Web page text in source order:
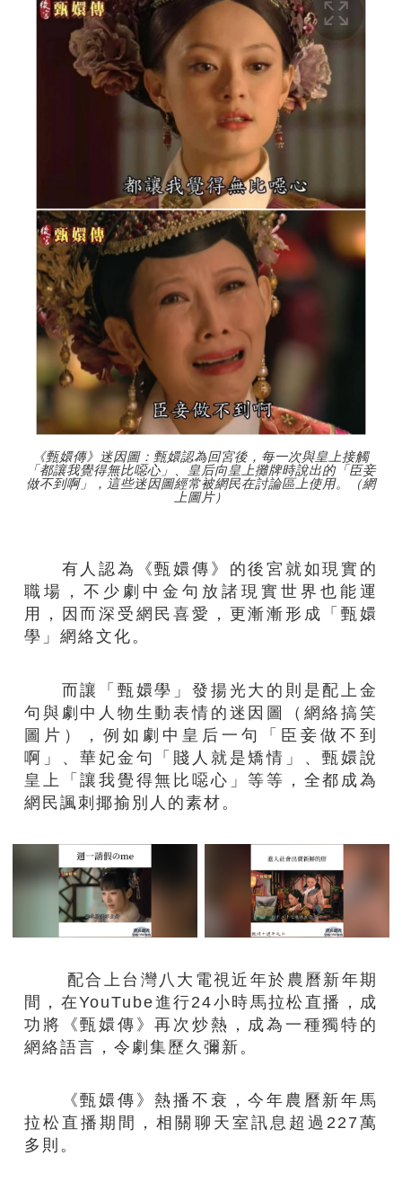
《甄嬛傳》迷因圖：甄嬛認為回宮後，每一次與皇上接觸
「都讓我覺得無比噁心」、皇后向皇上攤牌時說出的「臣妾
做不到啊」，這些迷因圖經常被網民在討論區上使用。（網
上圖片）
有人認為《甄嬛傳》的後宮就如現實的
職場，不少劇中金句放諸現實世界也能運
用，因而深受網民喜愛，更漸漸形成「甄嬛
學」網絡文化。
而讓「甄嬛學」發揚光大的則是配上金
句與劇中人物生動表情的迷因圖（網絡搞笑
圖片），例如劇中皇后一句「臣妾做不到
啊」、華妃金句「賤人就是矯情」、甄嬛說
皇上「讓我覺得無比噁心」等等，全都成為
網民諷刺揶揄別人的素材。
配合上台灣八大電視近年於農曆新年期
間，在YouTube進行24小時馬拉松直播，成
功將《甄嬛傳》再次炒熱，成為一種獨特的
網絡語言，令劇集歷久彌新。
《甄嬛傳》熱播不衰，今年農曆新年馬
拉松直播期間，相關聊天室訊息超過227萬
多則。